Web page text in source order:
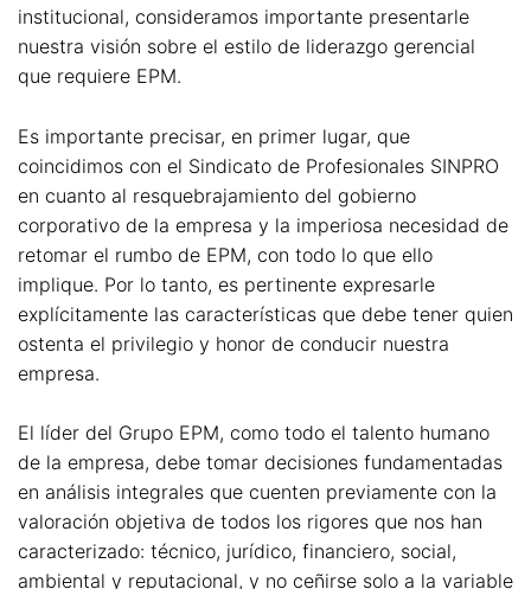
institucional, consideramos importante presentarle
nuestra visión sobre el estilo de liderazgo gerencial
que requiere EPM.
Es importante precisar, en primer lugar, que
coincidimos con el Sindicato de Profesionales SINPRO
en cuanto al resquebrajamiento del gobierno
corporativo de la empresa y la imperiosa necesidad de
retomar el rumbo de EPM, con todo lo que ello
implique. Por lo tanto, es pertinente expresarle
explícitamente las características que debe tener quien
ostenta el privilegio y honor de conducir nuestra
empresa.
El líder del Grupo EPM, como todo el talento humano
de la empresa, debe tomar decisiones fundamentadas
en análisis integrales que cuenten previamente con la
valoración objetiva de todos los rigores que nos han
caracterizado: técnico, jurídico, financiero, social,
ambiental y reputacional, y no ceñirse solo a la variable